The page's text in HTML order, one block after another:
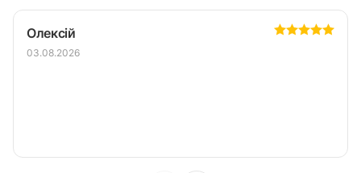
Олексій
03.08.2026